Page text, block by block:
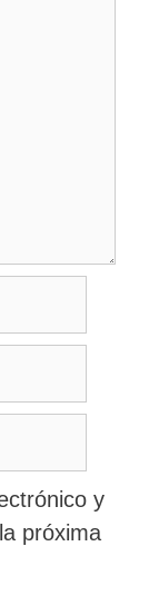
y
próxima